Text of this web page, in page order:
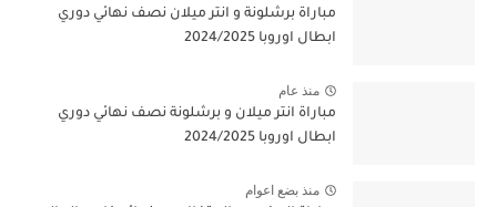
مباراة برشلونة و انتر ميلان نصف نهائي دوري
ابطال اوروبا 2024/2025
منذ عام
مباراة انتر ميلان و برشلونة نصف نهائي دوري
ابطال اوروبا 2024/2025
منذ بضع اعوام